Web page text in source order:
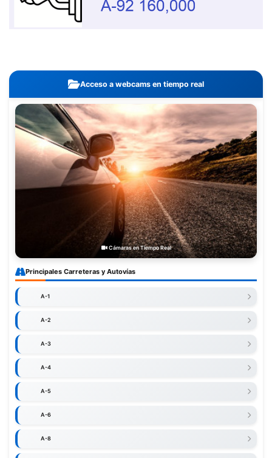
Acceso a webcams en tiempo real
Cámaras en Tiempo Real
Principales Carreteras y Autovías
A-1
A-2
A-3
A-4
A-5
A-6
A-8